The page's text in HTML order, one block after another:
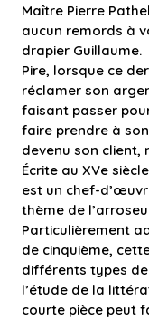
Maître Pierre
aucun remords à
drapier Guillaume.
Pire, lorsque ce
réclamer son
faisant passer
faire prendre à
devenu son client,
Écrite au XVe
est un chef-
thème de
Particulièrement
de cinquième,
différents types
l’étude de la
courte pièce peut